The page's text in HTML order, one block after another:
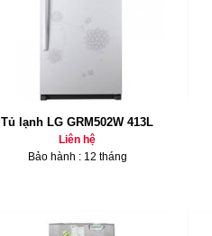
Tủ lạnh LG GRM502W 413L
Liên hệ
Bảo hành : 12 tháng